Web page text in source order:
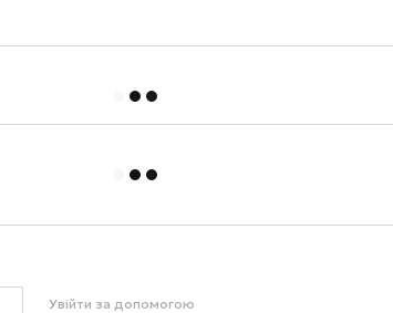
Увійти за допомогою